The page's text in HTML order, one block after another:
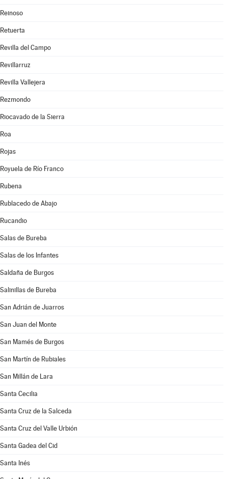
Reinoso
Retuerta
Revilla del Campo
Revillarruz
Revilla Vallejera
Rezmondo
Riocavado de la Sierra
Roa
Rojas
Royuela de Río Franco
Rubena
Rublacedo de Abajo
Rucandio
Salas de Bureba
Salas de los Infantes
Saldaña de Burgos
Salinillas de Bureba
San Adrián de Juarros
San Juan del Monte
San Mamés de Burgos
San Martín de Rubiales
San Millán de Lara
Santa Cecilia
Santa Cruz de la Salceda
Santa Cruz del Valle Urbión
Santa Gadea del Cid
Santa Inés